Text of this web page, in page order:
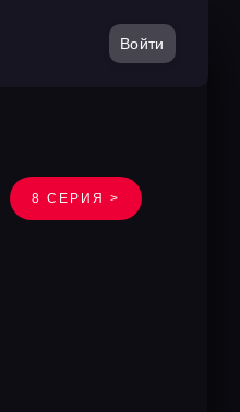
Войти
8 СЕРИЯ >